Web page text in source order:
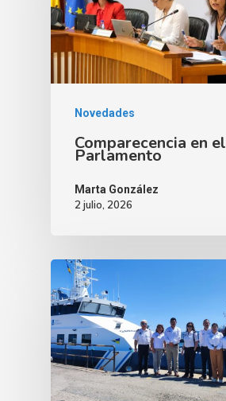
Novedades
Comparecencia en el
Parlamento
Marta González
2 julio, 2026